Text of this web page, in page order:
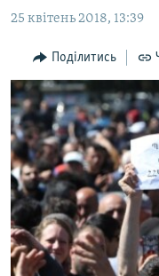
основної
Перейти
до
пошуку
БЛОГИ
ПОГЛЯД
ІНТЕРВ'Ю
ВСЕ ЗА ДЕНЬ
СПЕЦПРОЕКТИ
ДЕПОРТАЦІЯ
ВІДЕОУРОКИ «ELIFBE»
СВІДЧЕННЯ ОКУПАЦІЇ
ЯК ОБІЙТИ
Русский
Qırımtatar
25 квітень 2018, 13:39
Поділитись